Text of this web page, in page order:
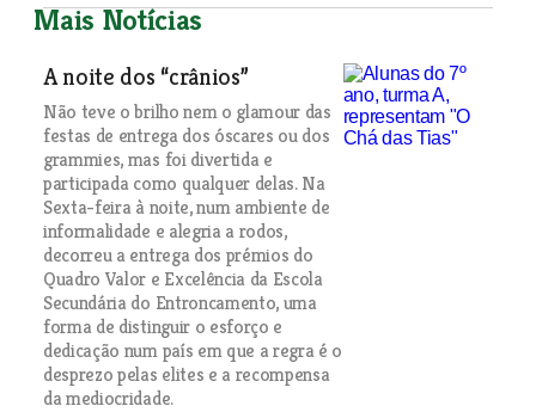
Mais Notícias
A noite dos “crânios”
Não teve o brilho nem o glamour das
festas de entrega dos óscares ou dos
grammies, mas foi divertida e
participada como qualquer delas. Na
Sexta-feira à noite, num ambiente de
informalidade e alegria a rodos,
decorreu a entrega dos prémios do
Quadro Valor e Excelência da Escola
Secundária do Entroncamento, uma
forma de distinguir o esforço e
dedicação num país em que a regra é o
desprezo pelas elites e a recompensa
da mediocridade.